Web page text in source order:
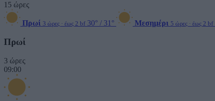
15 ώρες
Πρωί 3 ώρες · έως 2 bf 30° / 31° Μεσημέρι 5 ώρες · έως 2 bf
Πρωί
3 ώρες
09:00